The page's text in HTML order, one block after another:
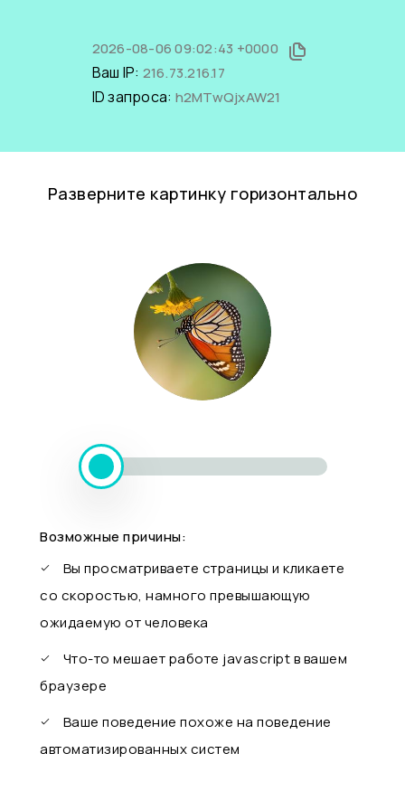
2026-08-06 09:02:43 +0000
Ваш IP: 216.73.216.17
ID запроса: h2MTwQjxAW21
Разверните картинку горизонтально
Возможные причины:
Вы просматриваете страницы и кликаете
со скоростью, намного превышающую
ожидаемую от человека
Что-то мешает работе javascript в вашем
браузере
Ваше поведение похоже на поведение
автоматизированных систем